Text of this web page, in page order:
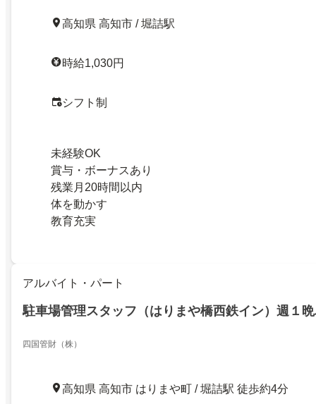
高知県 高知市 / 堀詰駅
時給1,030円
シフト制
未経験OK
賞与・ボーナスあり
残業月20時間以内
体を動かす
教育充実
アルバイト・パート
駐車場管理スタッフ（はりまや橋西鉄イン）週１
四国管財（株）
高知県 高知市 はりまや町 / 堀詰駅 徒歩約4分